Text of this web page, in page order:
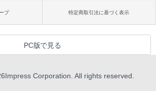
プ 特定商取引法に基づく表示
PC版で見る
Impress Corporation. All rights reserved.